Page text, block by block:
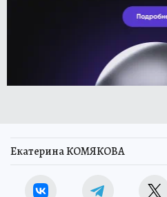
Екатерина КОМЯКОВА